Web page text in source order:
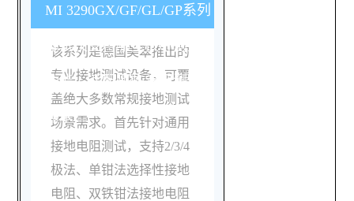
MI 3290GX/GF/GL/GP系列
测试仪支持哪些核心测量
功能，适配哪些常规测试
需求？
该系列是德国美翠推出的
专业接地测试设备，可覆
盖绝大多数常规接地测试
场景需求。首先针对通用
接地电阻测试，支持2/3/4
极法、单钳法选择性接地
电阻、双铁钳法接地电阻